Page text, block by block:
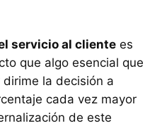
servicio al cliente es
que algo esencial que
dirime la decisión a
cada vez mayor
de este